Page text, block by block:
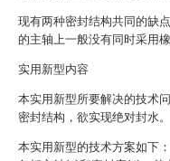
现有两种密封结构共同的缺
的主轴上一般没有同时采用
实用新型内容
本实用新型所要解决的技术
密封结构，欲实现绝对封水。
本实用新型的技术方案如下